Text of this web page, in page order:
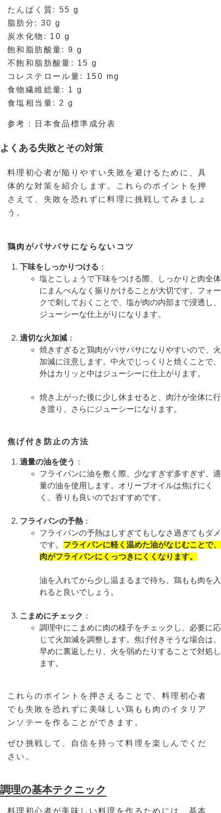
たんぱく質: 55 g
脂肪分: 30 g
炭水化物: 10 g
飽和脂肪酸量: 9 g
不飽和脂肪酸量: 15 g
コレステロール量: 150 mg
食物繊維総量: 1 g
食塩相当量: 2 g
参考：日本食品標準成分表
よくある失敗とその対策
料理初心者が陥りやすい失敗を避けるために、具
体的な対策を紹介します。これらのポイントを押
さえて、失敗を恐れずに料理に挑戦してみましょ
う。
鶏肉がパサパサにならないコツ
下味をしっかりつける ：
塩とこしょうで下味をつける際、しっかりと肉全体
にまんべんなく振りかけることが大切です。フォー
クで刺しておくことで、塩が肉の内部まで浸透し、
ジューシーな仕上がりになります。
適切な火加減 ：
焼きすぎると鶏肉がパサパサになりやすいので、火
加減に注意します。中火でじっくりと焼くことで、
外はカリッと中はジューシーに仕上がります。
焼き上がった後に少し休ませると、肉汁が全体に行
き渡り、さらにジューシーになります。
焦げ付き防止の方法
適量の油を使う ：
フライパンに油を敷く際、少なすぎず多すぎず、適
量の油を使用します。オリーブオイルは焦げにく
く、香りも良いのでおすすめです。
フライパンの予熱 ：
フライパンの予熱はしすぎてもしなさ過ぎてもダメ
です。 フライパンに軽く温めた油がなじむことで、
肉がフライパンにくっつきにくくなります。
油を入れてから少し温まるまで待ち、鶏もも肉を入
れると良いでしょう。
こまめにチェック ：
調理中にこまめに肉の様子をチェックし、必要に応
じて火加減を調整します。焦げ付きそうな場合は、
早めに裏返したり、火を弱めたりすることで対処し
ます。
これらのポイントを押さえることで、料理初心者
でも失敗を恐れずに美味しい鶏もも肉のイタリア
ンソテーを作ることができます。
ぜひ挑戦して、自信を持って料理を楽しんでくだ
さい。
調理の基本テクニック
料理初心者が美味しい料理を作るためには、基本